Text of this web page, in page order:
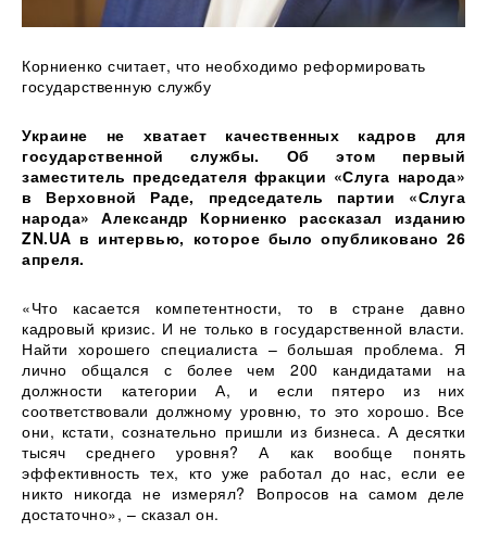
Корниенко считает, что необходимо реформировать
государственную службу
Украине не хватает качественных кадров для
государственной службы. Об этом первый
заместитель председателя фракции «Слуга народа»
в Верховной Раде, председатель партии «Слуга
народа» Александр Корниенко рассказал изданию
ZN.UA в интервью, которое было опубликовано 26
апреля.
«Что касается компетентности, то в стране давно
кадровый кризис. И не только в государственной власти.
Найти хорошего специалиста – большая проблема. Я
лично общался с более чем 200 кандидатами на
должности категории А, и если пятеро из них
соответствовали должному уровню, то это хорошо. Все
они, кстати, сознательно пришли из бизнеса. А десятки
тысяч среднего уровня? А как вообще понять
эффективность тех, кто уже работал до нас, если ее
никто никогда не измерял? Вопросов на самом деле
достаточно», – сказал он.